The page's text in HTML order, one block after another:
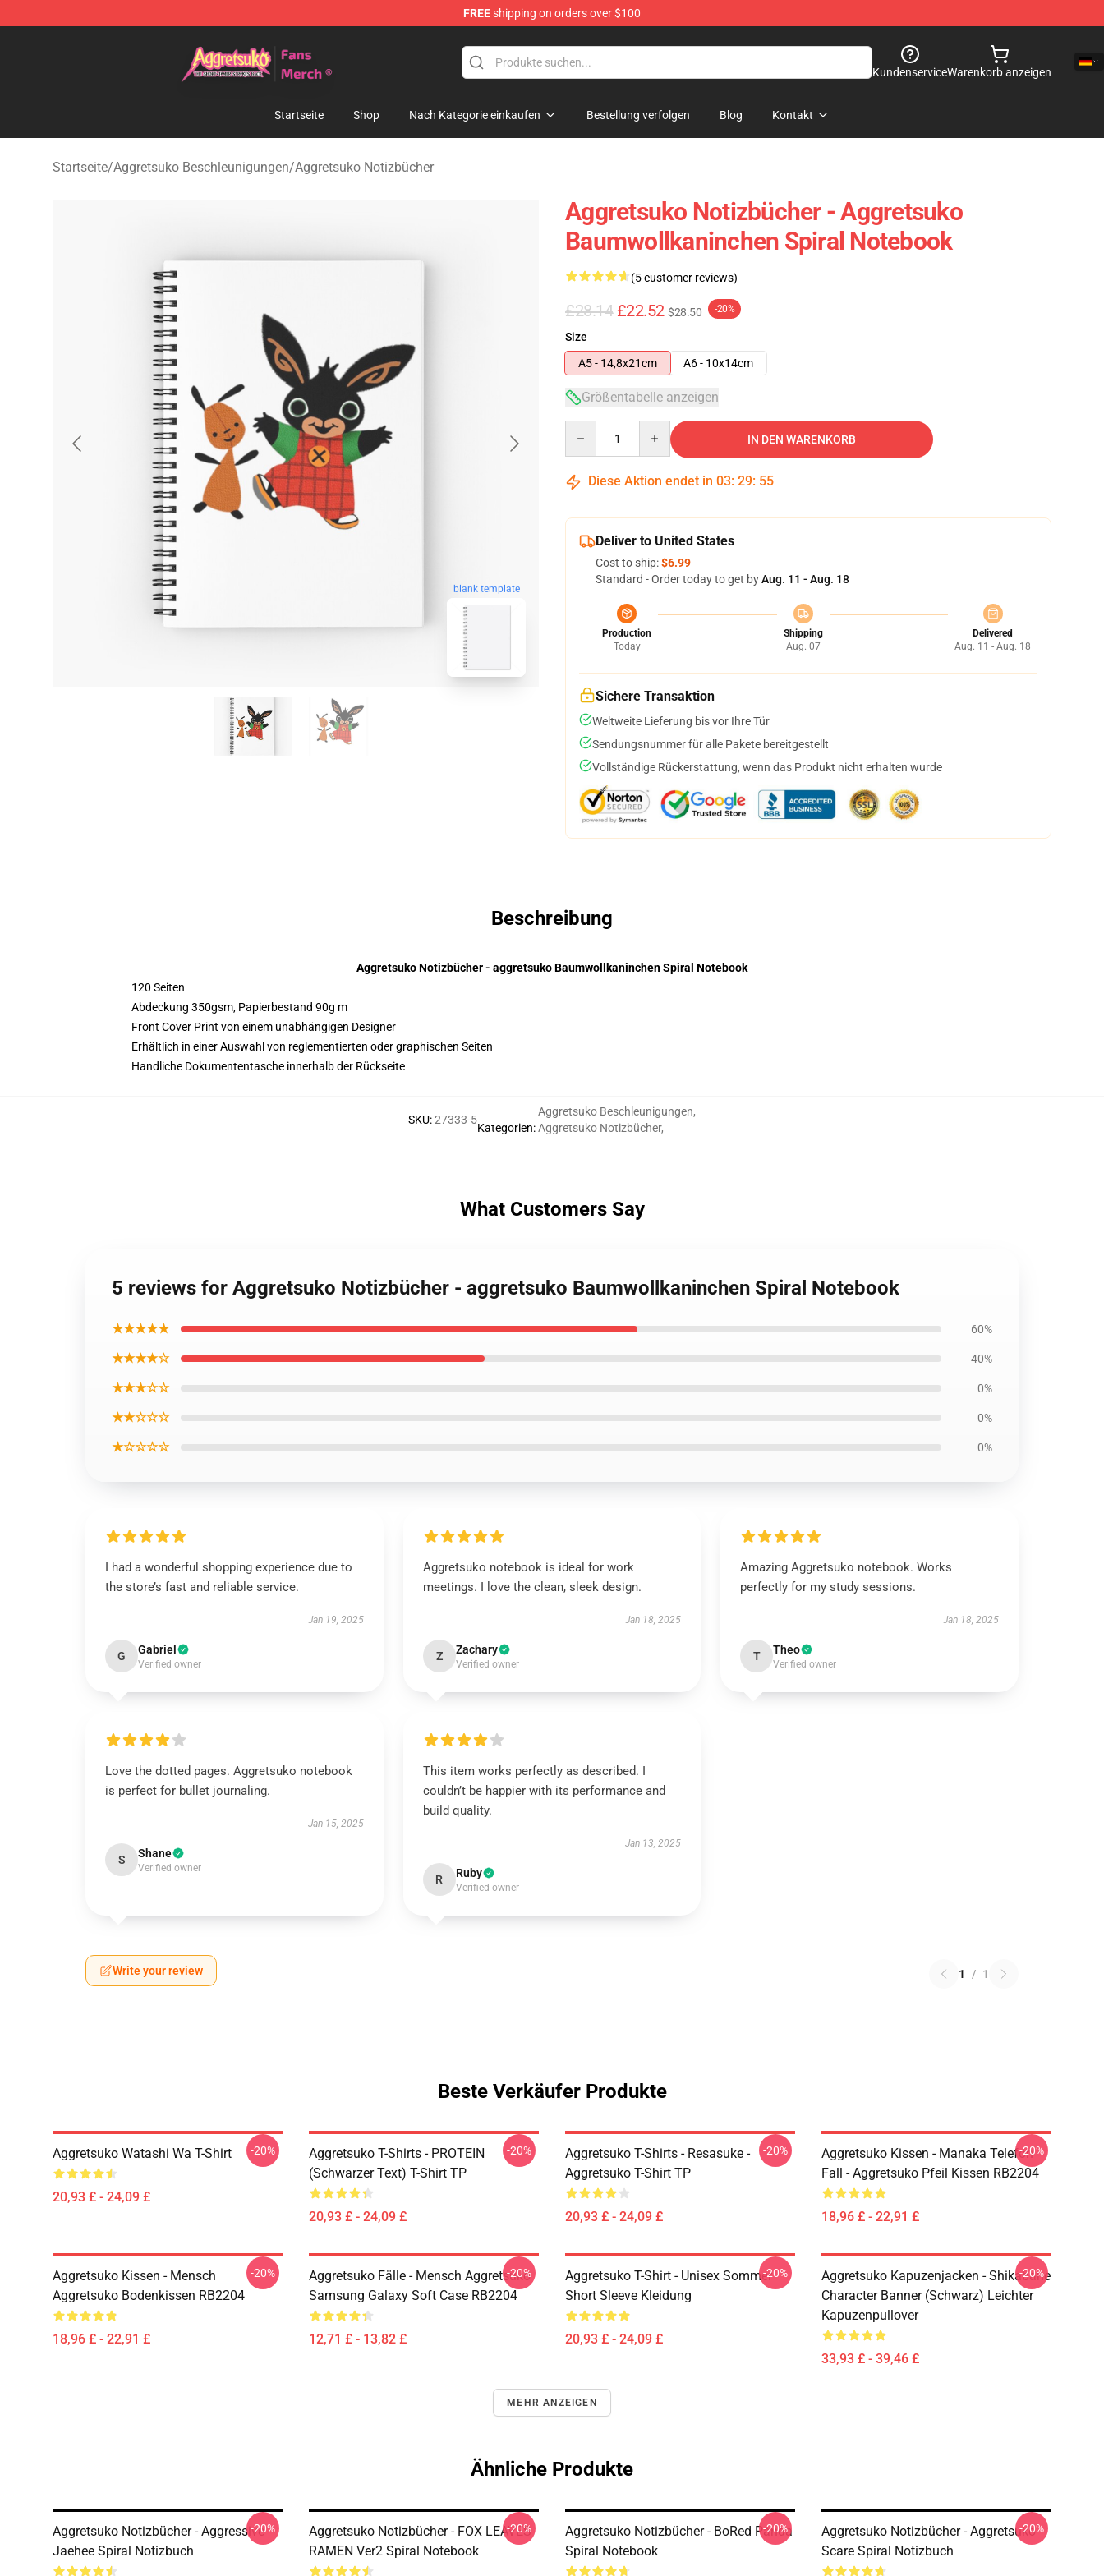
FREEshipping on orders over $100
KundenserviceWarenkorb anzeigen
Startseite Shop Nach Kategorie einkaufen Bestellung verfolgen Blog Kontakt
Startseite/Aggretsuko Beschleunigungen/Aggretsuko Notizbücher
blank template
Aggretsuko Notizbücher - Aggretsuko
Baumwollkaninchen Spiral Notebook
(5 customer reviews)
£28.14 £22.52 $28.50 -20%
Size
A5 - 14,8x21cm
A6 - 10x14cm
Größentabelle anzeigen
IN DEN WARENKORB
Diese Aktion endet in 03: 29: 54
Deliver to United States
Cost to ship:$6.99
Standard - Order today to get byAug. 11 - Aug. 18
Production
Today
Shipping
Aug. 07
Delivered
Aug. 11 - Aug. 18
Sichere Transaktion
Weltweite Lieferung bis vor Ihre Tür
Sendungsnummer für alle Pakete bereitgestellt
Vollständige Rückerstattung, wenn das Produkt nicht erhalten wurde
Beschreibung
Aggretsuko Notizbücher - aggretsuko Baumwollkaninchen Spiral Notebook
120 Seiten
Abdeckung 350gsm, Papierbestand 90g m
Front Cover Print von einem unabhängigen Designer
Erhältlich in einer Auswahl von reglementierten oder graphischen Seiten
Handliche Dokumententasche innerhalb der Rückseite
SKU:27333-5
Kategorien:
Aggretsuko Beschleunigungen,
Aggretsuko Notizbücher,
What Customers Say
5 reviews for Aggretsuko Notizbücher - aggretsuko Baumwollkaninchen Spiral Notebook
★★★★★ 60%
★★★★☆ 40%
★★★☆☆ 0%
★★☆☆☆ 0%
★☆☆☆☆ 0%
I had a wonderful shopping experience due to
the store’s fast and reliable service.
Jan 19, 2025
G Gabriel
Verified owner
Aggretsuko notebook is ideal for work
meetings. I love the clean, sleek design.
Jan 18, 2025
Z Zachary
Verified owner
Amazing Aggretsuko notebook. Works
perfectly for my study sessions.
Jan 18, 2025
T Theo
Verified owner
Love the dotted pages. Aggretsuko notebook
is perfect for bullet journaling.
Jan 15, 2025
S Shane
Verified owner
This item works perfectly as described. I
couldn’t be happier with its performance and
build quality.
Jan 13, 2025
R Ruby
Verified owner
Write your review 1 / 1
Beste Verkäufer Produkte
Aggretsuko Watashi Wa T-Shirt
20,93 £ - 24,09 £
-20%
Aggretsuko T-Shirts - PROTEIN
(schwarzer Text) T-Shirt TP
20,93 £ - 24,09 £
-20%
Aggretsuko T-Shirts - Resasuke -
Aggretsuko T-Shirt TP
20,93 £ - 24,09 £
-20%
Aggretsuko Kissen - Manaka Telefon
Fall - Aggretsuko Pfeil Kissen RB2204
18,96 £ - 22,91 £
-20%
Aggretsuko Kissen - Mensch
Aggretsuko Bodenkissen RB2204
18,96 £ - 22,91 £
-20%
Aggretsuko Fälle - Mensch Aggretsuko
Samsung Galaxy Soft Case RB2204
12,71 £ - 13,82 £
-20%
Aggretsuko T-Shirt - Unisex Sommer
Short Sleeve Kleidung
20,93 £ - 24,09 £
-20%
Aggretsuko Kapuzenjacken - Shikabane
Character Banner (Schwarz) Leichter
Kapuzenpullover
33,93 £ - 39,46 £
-20%
MEHR ANZEIGEN
Ähnliche Produkte
Aggretsuko Notizbücher - Aggressive
Jaehee Spiral Notizbuch
-20%
Aggretsuko Notizbücher - FOX LEAVES
RAMEN Ver2 Spiral Notebook
-20%
Aggretsuko Notizbücher - BoRed Panda
Spiral Notebook
-20%
Aggretsuko Notizbücher - Aggretsuko
Scare Spiral Notizbuch
-20%